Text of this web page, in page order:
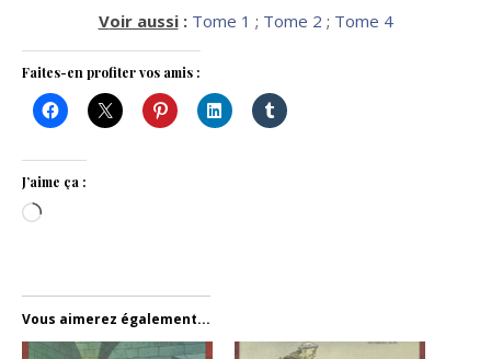
Voir aussi: Tome 1 ; Tome 2 ; Tome 4
Faites-en profiter vos amis :
J’aime ça :
Chargement…
Vous aimerez également...